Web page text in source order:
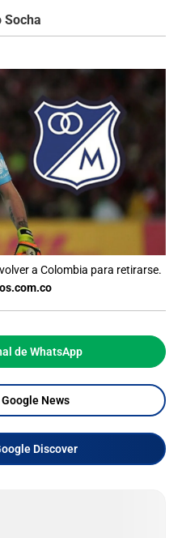
Socha
a Colombia para retirarse.
de WhatsApp
News
Discover